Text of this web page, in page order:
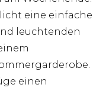
eine einfache
leuchtenden
einen